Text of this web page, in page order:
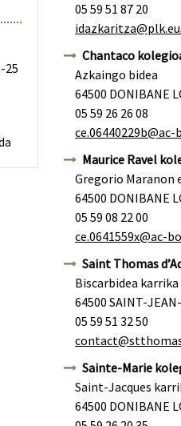
25
05 59 51 87 20
Chantaco
Azkaingo bidea
64500 DONIBANE
05 59 26 26 08
Maurice Ravel
Gregorio Maranon
64500 DONIBANE
05 59 08 22 00
ce.0641559x@ac-
Saint Thomas
Biscarbidea karrika
64500 SAINT-
05 59 51 32 50
Sainte-Marie
Saint-Jacques
64500 DONIBANE